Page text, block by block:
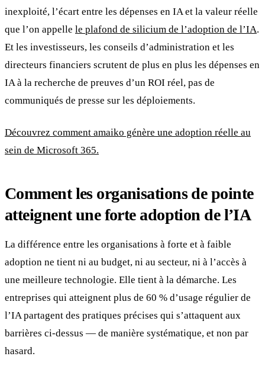
inexploité, l’écart entre les dépenses en IA et la valeur réelle
que l’on appelle le plafond de silicium de l’adoption de l’IA.
Et les investisseurs, les conseils d’administration et les
directeurs financiers scrutent de plus en plus les dépenses en
IA à la recherche de preuves d’un ROI réel, pas de
communiqués de presse sur les déploiements.
Découvrez comment amaiko génère une adoption réelle au
sein de Microsoft 365.
Comment les organisations de pointe
atteignent une forte adoption de l’IA
La différence entre les organisations à forte et à faible
adoption ne tient ni au budget, ni au secteur, ni à l’accès à
une meilleure technologie. Elle tient à la démarche. Les
entreprises qui atteignent plus de 60 % d’usage régulier de
l’IA partagent des pratiques précises qui s’attaquent aux
barrières ci-dessus — de manière systématique, et non par
hasard.